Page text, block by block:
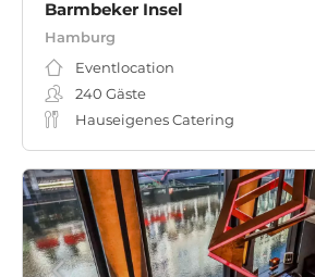
Barmbeker Insel
Hamburg
Eventlocation
240 Gäste
Hauseigenes Catering